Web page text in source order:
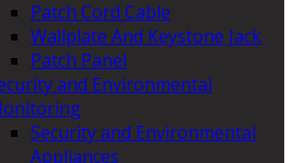
Patch Cord Cable
Wallplate And Keystone Jack
Patch Panel
and Environmental
Security and Environmental
Appliances